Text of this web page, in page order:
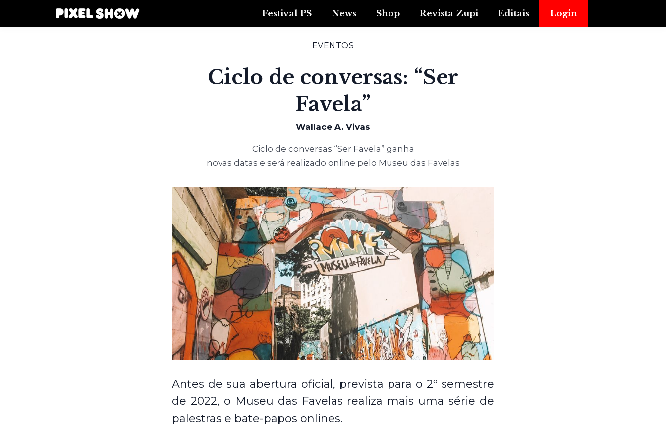
Festival PS News Shop Revista Zupi Editais Login
EVENTOS
Ciclo de conversas: “Ser
Favela”
Wallace A. Vivas
Ciclo de conversas “Ser Favela” ganha
novas datas e será realizado online pelo Museu das Favelas
Antes de sua abertura oficial, prevista para o 2º semestre
de 2022, o Museu das Favelas realiza mais uma série de
palestras e bate-papos onlines.